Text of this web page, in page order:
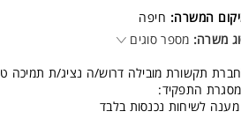
המשרה: חיפה
משרה: מספר סוגים
תקשורת מובילה דרוש/ה נציג/ת תמיכה
התפקיד:
לשיחות נכנסות בלבד